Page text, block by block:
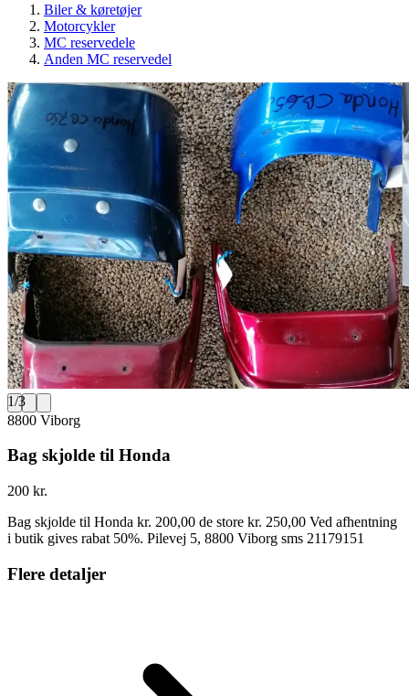
Biler & køretøjer
Motorcykler
MC reservedele
Anden MC reservedel
1/3
8800 Viborg
Bag skjolde til Honda
200 kr.
Bag skjolde til Honda kr. 200,00 de store kr. 250,00 Ved afhentning
i butik gives rabat 50%. Pilevej 5, 8800 Viborg sms 21179151
Flere detaljer